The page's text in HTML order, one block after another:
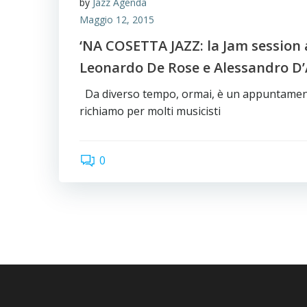
Maggio 12, 2015
‘NA COSETTA JAZZ: la Jam
Leonardo De Rose e Alessandro
Da diverso tempo, ormai, è un
richiamo per molti musicisti
0